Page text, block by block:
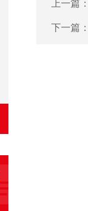
上一篇
下一篇